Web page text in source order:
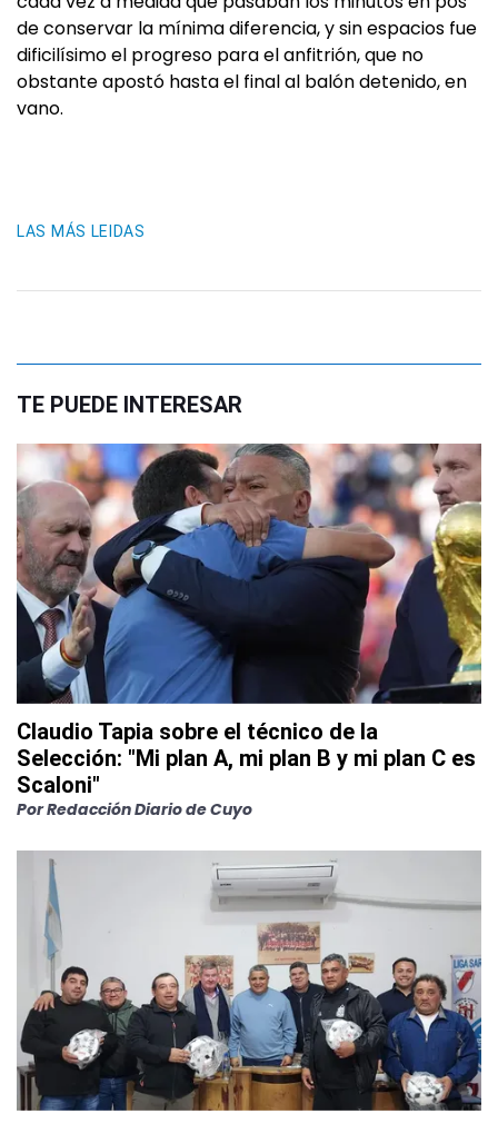
de conservar la mínima diferencia, y sin espacios fue
dificilísimo el progreso para el anfitrión, que no
obstante apostó hasta el final al balón detenido, en
vano.
LAS MÁS LEIDAS
TE PUEDE INTERESAR
Claudio Tapia sobre el técnico de la
Selección: "Mi plan A, mi plan B y mi plan C es
Scaloni"
PorRedacción Diario de Cuyo